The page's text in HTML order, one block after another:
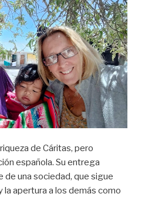
de Cáritas, pero
española. Su entrega
una sociedad, que sigue
la apertura a los demás como